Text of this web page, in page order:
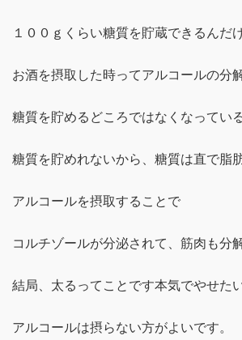
１００ｇくらい糖質を貯蔵できるんだ
お酒を摂取した時ってアルコールの分
糖質を貯めるどころではなくなっている
糖質を貯めれないから、糖質は直で脂
アルコールを摂取することで
コルチゾールが分泌されて、筋肉も分
結局、太るってことです本気でやせた
アルコールは摂らない方がよいです。